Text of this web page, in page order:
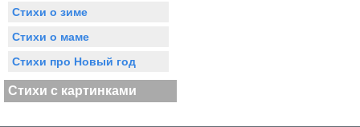
Стихи о зиме
Стихи о маме
Стихи про Новый год
Стихи с картинками